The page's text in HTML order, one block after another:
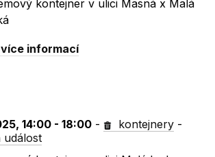
kontejner v ulici Masná x Malá
informací
14:00 - 18:00 - kontejnery -
událost